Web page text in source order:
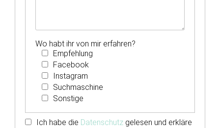
Wo habt ihr von mir erfahren?
Empfehlung
Facebook
Instagram
Suchmaschine
Sonstige
Ich habe die Datenschutz gelesen und erkläre